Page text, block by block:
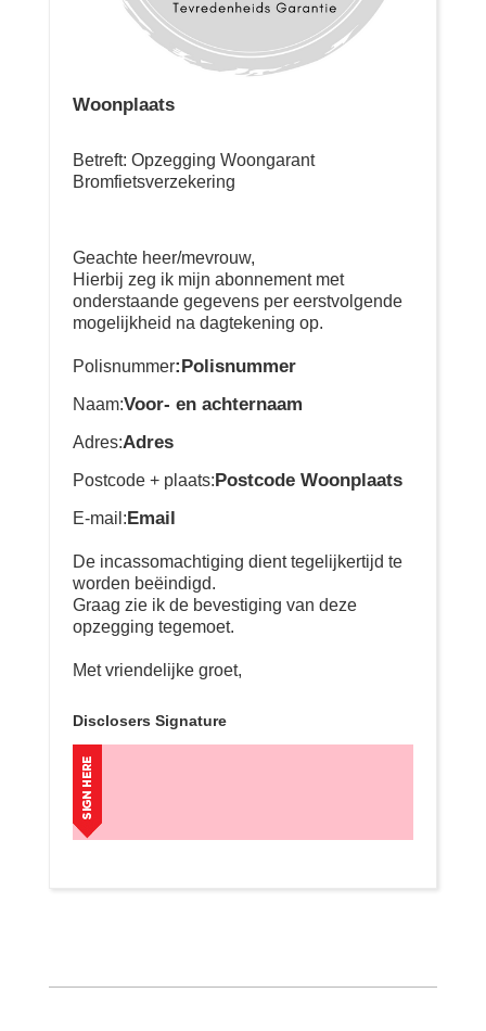
Woonplaats
Betreft: Opzegging Woongarant
Bromfietsverzekering
Geachte heer/mevrouw,
Hierbij zeg ik mijn abonnement met
onderstaande gegevens per eerstvolgende
mogelijkheid na dagtekening op.
Polisnummer:Polisnummer
Naam:Voor- en achternaam
Adres:Adres
Postcode + plaats:Postcode Woonplaats
E-mail:Email
De incassomachtiging dient tegelijkertijd te
worden beëindigd.
Graag zie ik de bevestiging van deze
opzegging tegemoet.
Met vriendelijke groet,
Disclosers Signature